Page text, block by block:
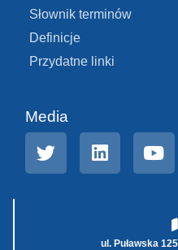
Słownik terminów
Definicje
Przydatne linki
Media
ul. Puławska